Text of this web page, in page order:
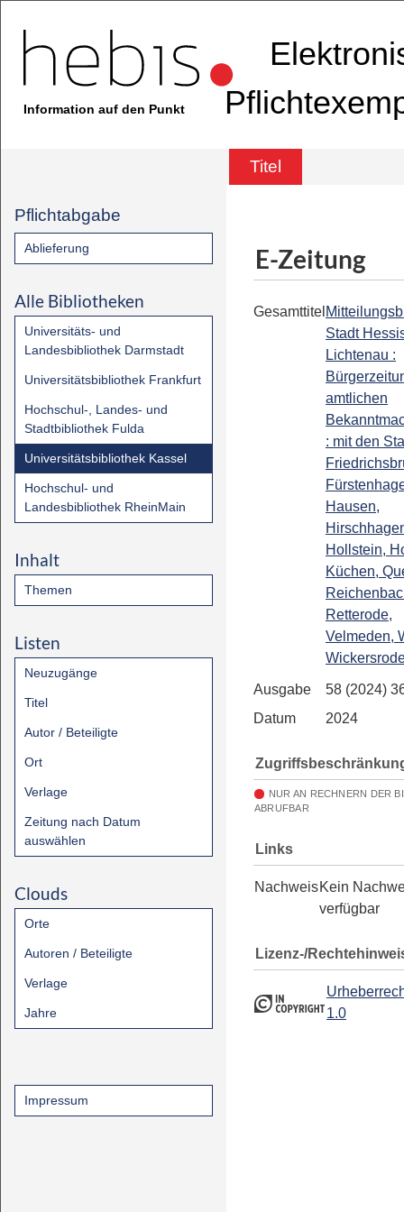
Information auf den Punkt
Titel
Pflichtabgabe
Ablieferung
Alle Bibliotheken
Universitäts- und
Landesbibliothek Darmstadt
Universitätsbibliothek Frankfurt
Hochschul-, Landes- und
Stadtbibliothek Fulda
Universitätsbibliothek Kassel
Hochschul- und
Landesbibliothek RheinMain
Inhalt
Themen
Listen
Neuzugänge
Titel
Autor / Beteiligte
Ort
Verlage
Zeitung nach Datum
auswählen
Clouds
Orte
Autoren / Beteiligte
Verlage
Jahre
Impressum
E-Zeitung
Gesamttitel
Stadt
Lichtenau :
amtlichen
: mit den
Hausen,
Hollstein,
Küchen,
Retterode,
Velmeden,
Ausgabe
58 (2024)
Datum
2024
NUR AN RECHNERN DER
ABRUFBAR
Links
NachweisKein
verfügbar
Lizenz-/
1.0